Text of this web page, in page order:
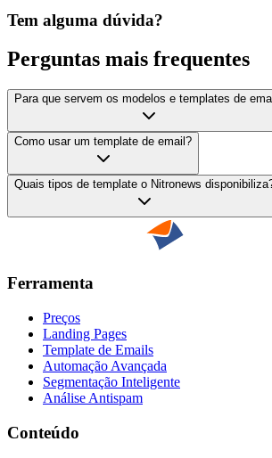
Tem alguma dúvida?
Perguntas mais frequentes
Para que servem os modelos e templates de
Como usar um template de email?
Quais tipos de template o Nitronews
Ferramenta
Preços
Landing Pages
Template de Emails
Automação Avançada
Segmentação Inteligente
Análise Antispam
Conteúdo